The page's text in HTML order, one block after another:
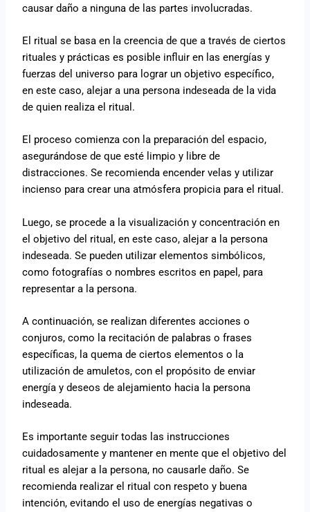
causar daño a ninguna de las partes involucradas.
El ritual se basa en la creencia de que a través de ciertos
rituales y prácticas es posible influir en las energías y
fuerzas del universo para lograr un objetivo específico,
en este caso, alejar a una persona indeseada de la vida
de quien realiza el ritual.
El proceso comienza con la preparación del espacio,
asegurándose de que esté limpio y libre de
distracciones. Se recomienda encender velas y utilizar
incienso para crear una atmósfera propicia para el ritual.
Luego, se procede a la visualización y concentración en
el objetivo del ritual, en este caso, alejar a la persona
indeseada. Se pueden utilizar elementos simbólicos,
como fotografías o nombres escritos en papel, para
representar a la persona.
A continuación, se realizan diferentes acciones o
conjuros, como la recitación de palabras o frases
específicas, la quema de ciertos elementos o la
utilización de amuletos, con el propósito de enviar
energía y deseos de alejamiento hacia la persona
indeseada.
Es importante seguir todas las instrucciones
cuidadosamente y mantener en mente que el objetivo del
ritual es alejar a la persona, no causarle daño. Se
recomienda realizar el ritual con respeto y buena
intención, evitando el uso de energías negativas o